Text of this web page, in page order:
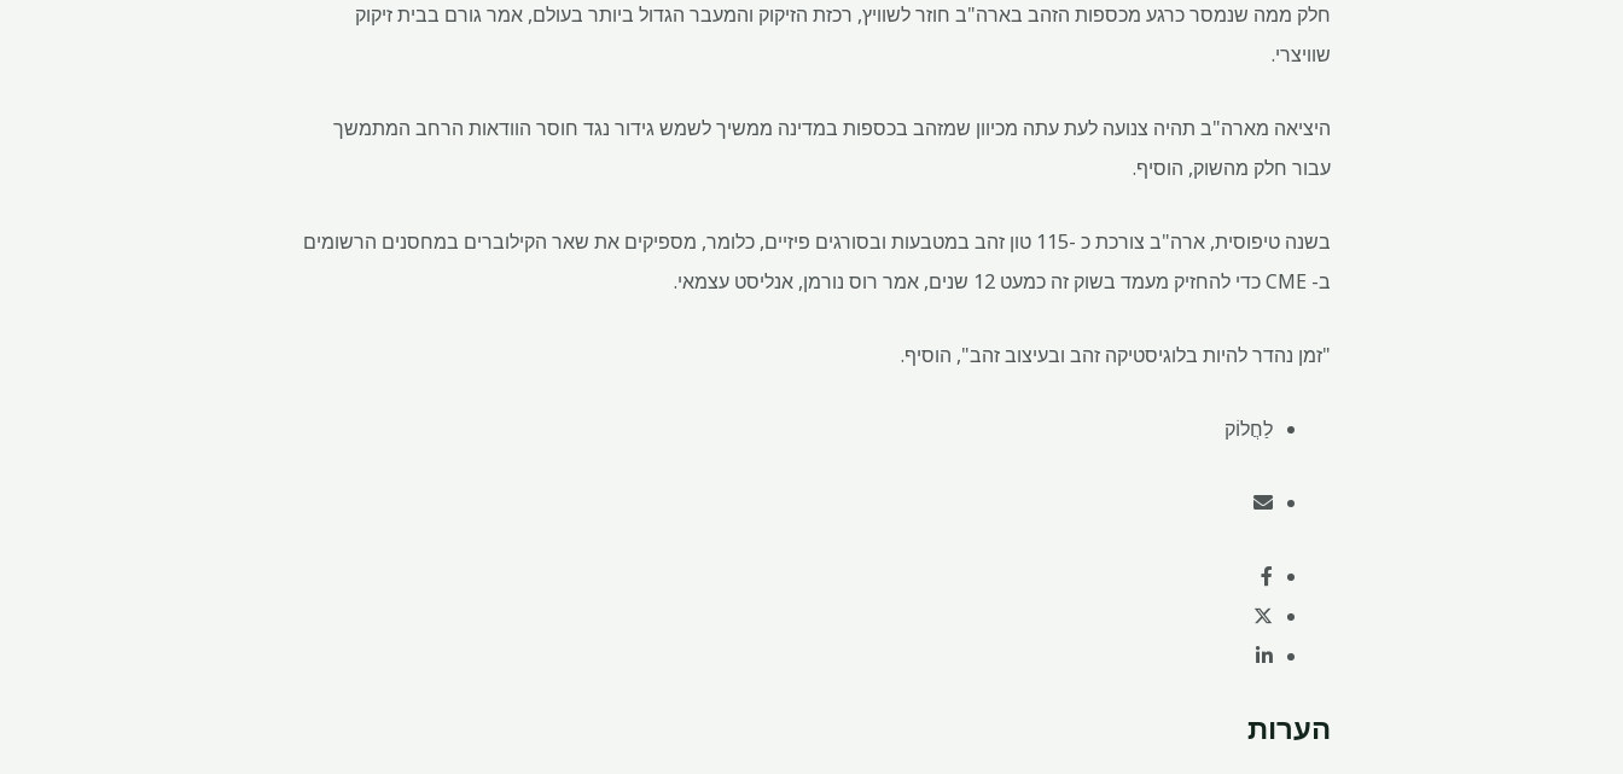
חלק ממה שנמסר כרגע מכספות הזהב בארה"ב חוזר לשוויץ, רכזת הזיקוק והמעבר הגדול ביותר בעולם, אמר גורם בבית זיקוק
שוויצרי.
היציאה מארה"ב תהיה צנועה לעת עתה מכיוון שמזהב בכספות במדינה ממשיך לשמש גידור נגד חוסר הוודאות הרחב המתמשך
עבור חלק מהשוק, הוסיף.
בשנה טיפוסית, ארה"ב צורכת כ -115 טון זהב במטבעות ובסורגים פיזיים, כלומר, מספיקים את שאר הקילוברים במחסנים הרשומים
ב- CME כדי להחזיק מעמד בשוק זה כמעט 12 שנים, אמר רוס נורמן, אנליסט עצמאי.
"זמן נהדר להיות בלוגיסטיקה זהב ובעיצוב זהב", הוסיף.
לַחֲלוֹק
הערות